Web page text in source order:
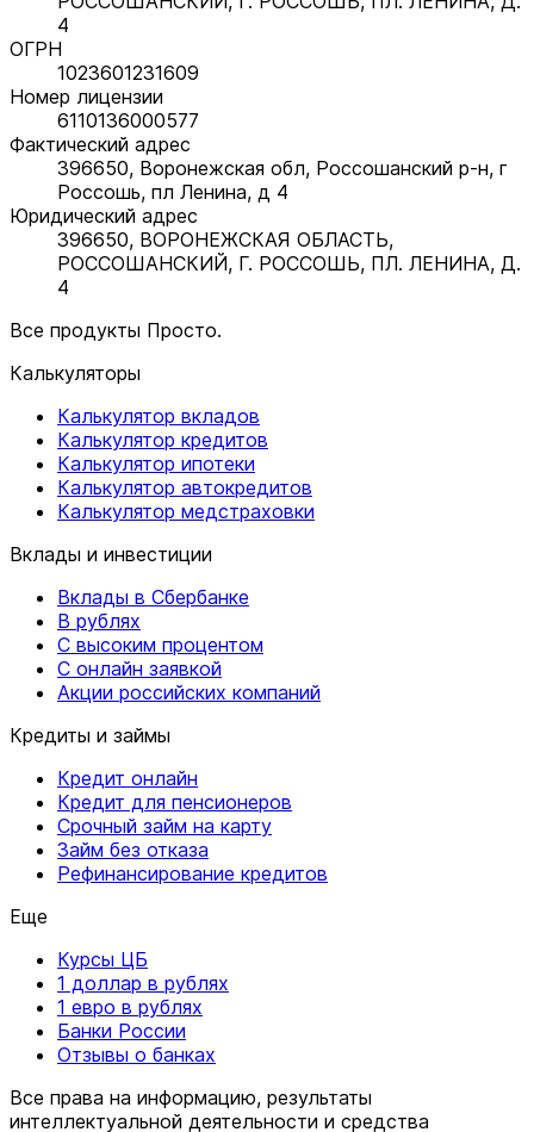
4
ОГРН
1023601231609
Номер лицензии
6110136000577
Фактический адрес
396650, Воронежская обл, Россошанский р-н, г
Россошь, пл Ленина, д 4
Юридический адрес
396650, ВОРОНЕЖСКАЯ ОБЛАСТЬ,
РОССОШАНСКИЙ, Г. РОССОШЬ, ПЛ. ЛЕНИНА, Д.
4
Все продукты Просто.
Калькуляторы
Калькулятор вкладов
Калькулятор кредитов
Калькулятор ипотеки
Калькулятор автокредитов
Калькулятор медстраховки
Вклады и инвестиции
Вклады в Сбербанке
В рублях
С высоким процентом
С онлайн заявкой
Акции российских компаний
Кредиты и займы
Кредит онлайн
Кредит для пенсионеров
Срочный займ на карту
Займ без отказа
Рефинансирование кредитов
Еще
Курсы ЦБ
1 доллар в рублях
1 евро в рублях
Банки России
Отзывы о банках
Все права на информацию, результаты
интеллектуальной деятельности и средства